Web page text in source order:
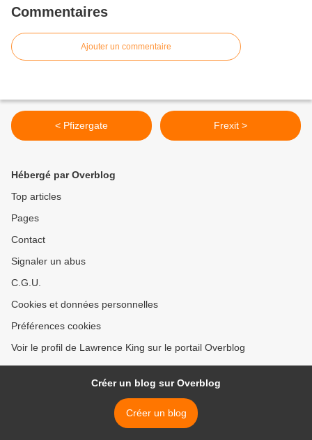
Commentaires
Ajouter un commentaire
< Pfizergate Frexit >
Hébergé par Overblog
Top articles
Pages
Contact
Signaler un abus
C.G.U.
Cookies et données personnelles
Préférences cookies
Voir le profil de Lawrence King sur le portail Overblog
Créer un blog sur Overblog
Créer un blog